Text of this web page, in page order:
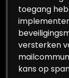
toegang
versterken
kans op